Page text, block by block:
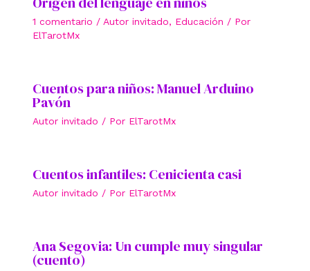
1 comentario / Autor invitado, Educación / Por
ElTarotMx
Cuentos para niños: Manuel Arduino
Pavón
Autor invitado / Por ElTarotMx
Cuentos infantiles: Cenicienta casi
Autor invitado / Por ElTarotMx
Ana Segovia: Un cumple muy singular
(cuento)